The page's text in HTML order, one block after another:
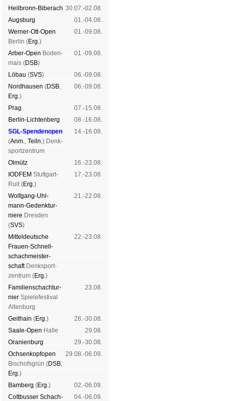
Heil­bronn-Bi­ber­ach 30.07.-02.08.
Augs­burg
01.-04.08.
Werner-Ott-Open
Ber­lin (Erg.)
01.-09.08.
Arber-Open Boden­
mais (DSB)
01.-09.08.
Lö­bau (SVS)
06.-09.08.
Nord­hau­sen (DSB,
Erg.)
06.-09.08.
Prag
07.-15.08.
Berlin-Lich­ten­berg
08.-16.08.
SGL-Spenden­open
(Anm., Teiln.) Denk­
sport­zen­trum
14.-16.08.
Ol­mütz
16.-23.08.
IODFEM Stutt­gart-
Ruit (Erg.)
17.-23.08.
Wolf­gang-Uhl­
mann-Ge­denk­tur­
niere Dres­den
(SVS)
21.-22.08.
Mit­tel­deu­tsche
Frauen-Schnell­
schach­meis­ter­
schaftDenk­sport­
zen­trum (Erg.)
22.-23.08.
Familien­schach­tur­
nier Spiele­fes­ti­val
Al­ten­burg
23.08.
Geit­hain (Erg.)
28.-30.08.
Saale-Open Halle
29.08.
Oranien­burg
29.-30.08.
Och­sen­kopf­open
Bischofs­grün (DSB,
Erg.)
29.08.-06.09.
Bam­berg (Erg.)
02.-06.09.
Cott­busser Schach­
04.-06.09.